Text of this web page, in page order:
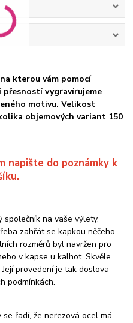
kterou vám pomocí
vygravírujeme
motivu. Velikost
objemových variant 150
napište do poznámky k
na vaše výlety,
zahřát se kapkou něčeho
rozměrů byl navržen pro
v kapse u kalhot. Skvěle
provedení je tak doslova
podmínkách.
řadí, že nerezová ocel má